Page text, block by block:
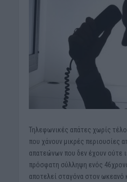
Τηλεφωνικές απάτες χωρίς
που χάνουν μικρές περιουσίες
απατεώνων που δεν έχουν ούτε
πρόσφατη σύλληψη ενός
αποτελεί σταγόνα στον